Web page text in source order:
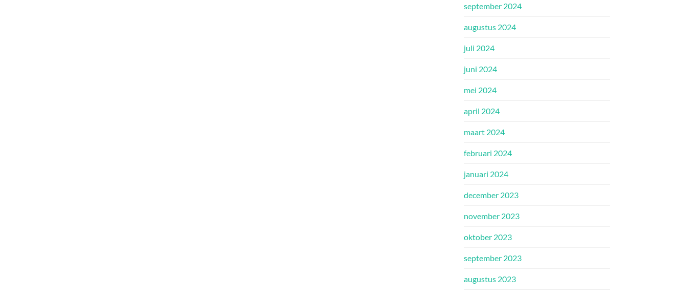
september 2024
augustus 2024
juli 2024
juni 2024
mei 2024
april 2024
maart 2024
februari 2024
januari 2024
december 2023
november 2023
oktober 2023
september 2023
augustus 2023